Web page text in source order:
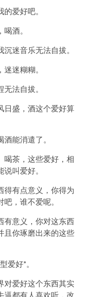
爱好吧。
酒。
迷音乐无法自拔。
迷糊糊。
法自拔。
日盛，酒这个爱好算
能消遣了。
喝茶，这些爱好，相
叫爱好。
得有点意义，你得为
，谁不爱呢。
有意义，你对这东西
且你琢磨出来的这些
爱好”。
对爱好这个东西其实